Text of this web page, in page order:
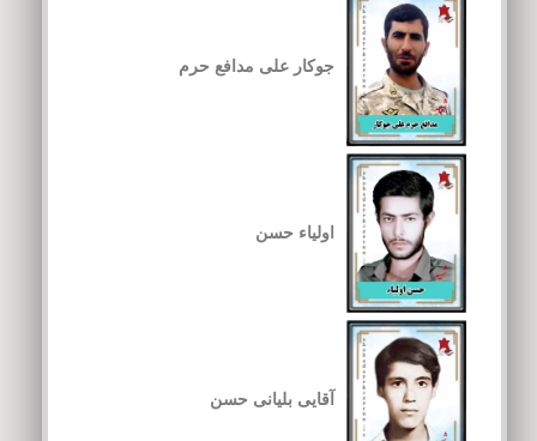
جوکار علی مدافع حرم
اولیاء حسن
آقایی بلیانی حسن